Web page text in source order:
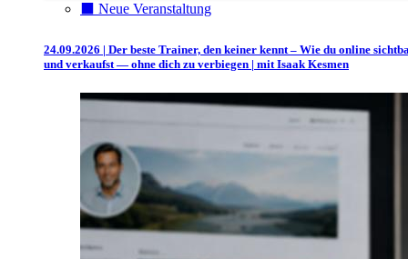
⬛️ Neue Veranstaltung
24.09.2026 | Der beste Trainer, den keiner kennt – Wie du online
und verkaufst — ohne dich zu verbiegen | mit Isaak Kesmen